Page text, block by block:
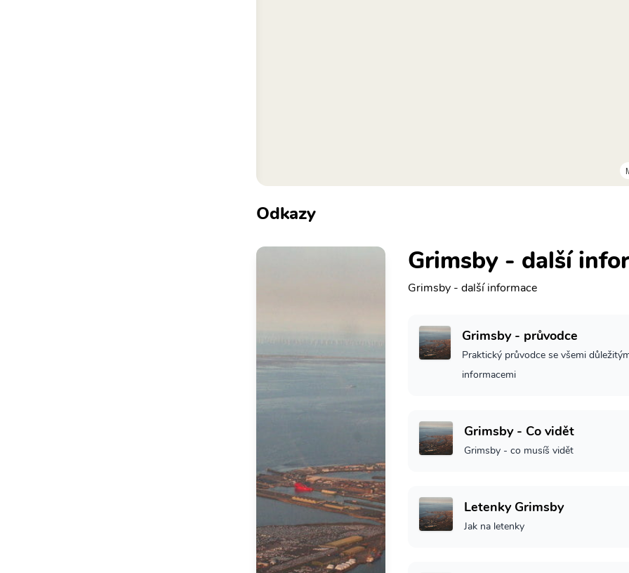
Odkazy
Grimsby - další
Grimsby - další informace
Grimsby - průvodce
Praktický průvodce se všemi
informacemi
Grimsby - Co vidět
Grimsby - co musíš vidět
Letenky Grimsby
Jak na letenky